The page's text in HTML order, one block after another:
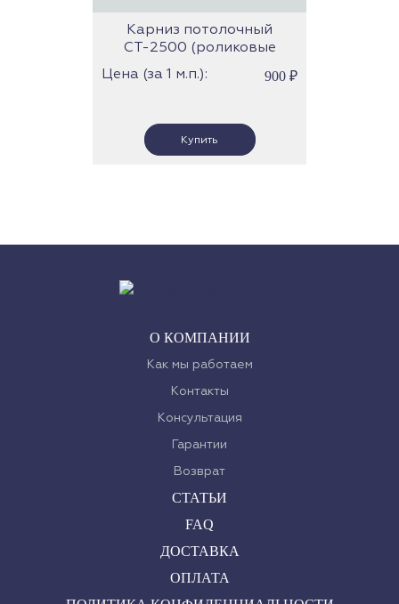
Карниз потолочный
СТ-2500 (роликовые
бегунки)
Цена (за 1 м.п.): 900 ₽
О КОМПАНИИ
Как мы работаем
Контакты
Консультация
Гарантии
Возврат
СТАТЬИ
FAQ
ДОСТАВКА
ОПЛАТА